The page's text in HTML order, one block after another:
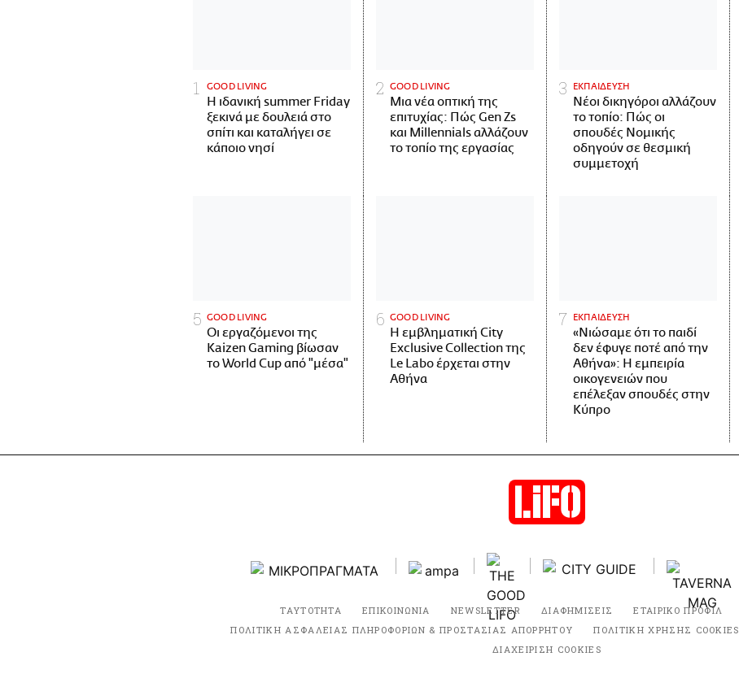
GOOD LIVING
Η ιδανική summer Friday
ξεκινά με δουλειά στο
σπίτι και καταλήγει σε
κάποιο νησί
GOOD LIVING
Μια νέα οπτική της
επιτυχίας: Πώς Gen Zs
και Millennials αλλάζουν
το τοπίο της εργασίας
ΕΚΠΑΙΔΕΥΣΗ
Νέοι δικηγόροι αλλάζουν
το τοπίο: Πώς οι
σπουδές Νομικής
οδηγούν σε θεσμική
συμμετοχή
GOOD LIVING
Οι εργαζόμενοι της
Kaizen Gaming βίωσαν
το World Cup από "μέσα"
GOOD LIVING
Η εμβληματική City
Exclusive Collection της
Le Labo έρχεται στην
Αθήνα
ΕΚΠΑΙΔΕΥΣΗ
«Νιώσαμε ότι το παιδί
δεν έφυγε ποτέ από την
Αθήνα»: Η εμπειρία
οικογενειών που
επέλεξαν σπουδές στην
Κύπρο
ΤΑΥΤΟΤΗΤΑ ΕΠΙΚΟΙΝΩΝΙΑ NEWSLETTER ΔΙΑΦΗΜΙΣΕΙΣ ΕΤΑΙΡΙΚΟ ΠΡΟΦΙΛ
ΠΟΛΙΤΙΚΗ ΑΣΦΑΛΕΙΑΣ ΠΛΗΡΟΦΟΡΙΩΝ & ΠΡΟΣΤΑΣΙΑΣ ΑΠΟΡΡΗΤΟΥ
ΠΟΛΙΤΙΚΗ ΧΡΗΣΗΣ COOKIES
ΔΙΑΧΕΙΡΙΣΗ COOKIES